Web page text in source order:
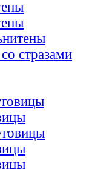
стразами